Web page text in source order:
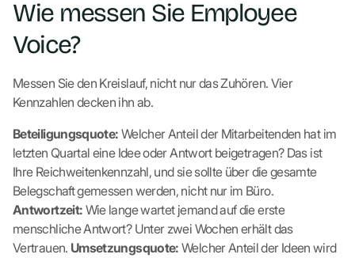
Wie messen Sie Employee
Voice?
Messen Sie den Kreislauf, nicht nur das Zuhören. Vier
Kennzahlen decken ihn ab.
Beteiligungsquote: Welcher Anteil der Mitarbeitenden hat im
letzten Quartal eine Idee oder Antwort beigetragen? Das ist
Ihre Reichweitenkennzahl, und sie sollte über die gesamte
Belegschaft gemessen werden, nicht nur im Büro.
Antwortzeit: Wie lange wartet jemand auf die erste
menschliche Antwort? Unter zwei Wochen erhält das
Vertrauen. Umsetzungsquote: Welcher Anteil der Ideen wird